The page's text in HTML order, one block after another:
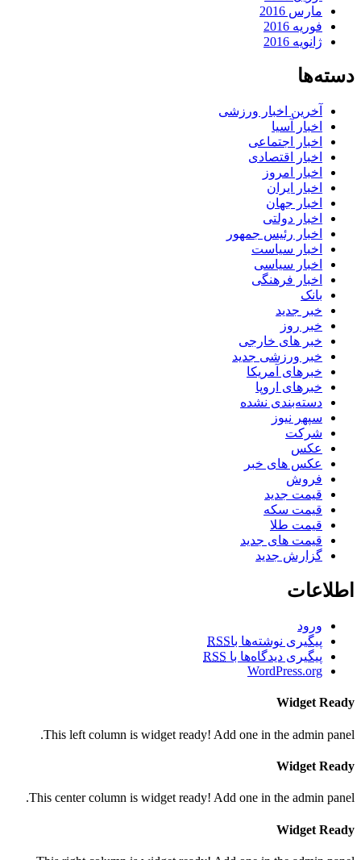
مارس 2016
فوریه 2016
ژانویه 2016
دسته‌ها
آخرین اخبار ورزشی
اخبار آسیا
اخبار اجتماعی
اخبار اقتصادی
اخبار امروز
اخبار ایران
اخبار جهان
اخبار دولتی
اخبار رئیس جمهور
اخبار سیاست
اخبار سیاسی
اخبار فرهنگی
بانک
خبر جدید
خبر روز
خبر های خارجی
خبر ورزشی جدید
خبرهای آمریکا
خبرهای اروپا
دسته‌بندی نشده
سپهر نیوز
شرکت
عکس
عکس های خبر
فروش
قیمت جدید
قیمت سکه
قیمت طلا
قیمت های جدید
گزارش جدید
اطلاعات
ورود
پیگیری نوشته‌ها باRSS
پیگیری دیدگاه‌ها با RSS
WordPress.org
Widget Ready
This left column is widget ready! Add one in the admin panel.
Widget Ready
This center column is widget ready! Add one in the admin panel.
Widget Ready